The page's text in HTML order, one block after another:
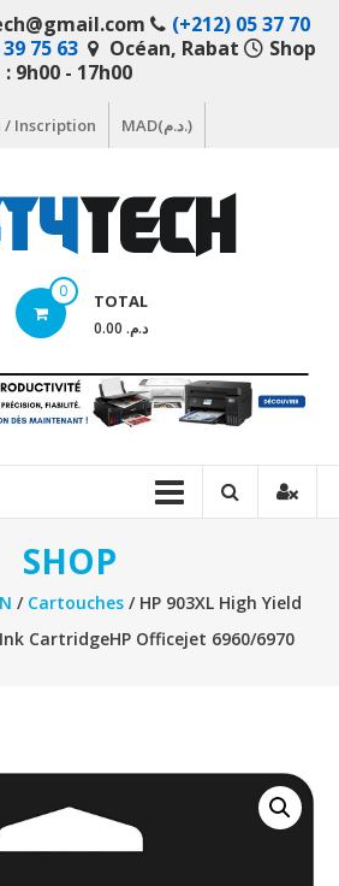
(+212) 05 37 70
75 63 Océan, Rabat
Shop
: 9h00 - 17h00
/ Inscription MAD(د.م.)
0 TOTAL
د.م. 0.00
SHOP
/ Cartouches/ HP 903XL High Yield
CartridgeHP Officejet 6960/6970